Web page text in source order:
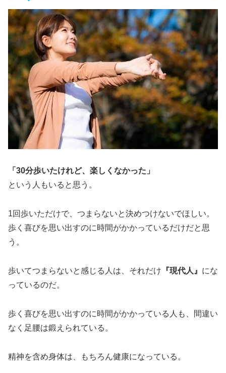
「30分歩いたけれど、楽しくなかった」
という人もいると思う。
1回歩いただけで、つまらないと決めつけないでほしい。
歩く喜びを思い出すのに時間がかかっているだけだと思
う。
歩いてつまらないと感じる人は、それだけ 『現代人』 にな
っているのだ。
歩く喜びを思い出すのに時間がかかっている人も、間違い
なく足腰は鍛えられている。
精神を含め身体は、もちろん健康になっている。